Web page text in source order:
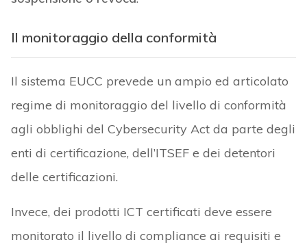
Il monitoraggio della conformità
Il sistema EUCC prevede un ampio ed articolato
regime di monitoraggio del livello di conformità
agli obblighi del Cybersecurity Act da parte degli
enti di certificazione, dell’ITSEF e dei detentori
delle certificazioni.
Invece, dei prodotti ICT certificati deve essere
monitorato il livello di compliance ai requisiti e